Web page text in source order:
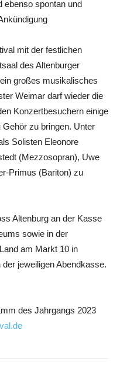
ebenso spontan und
mit der festlichen
des Altenburger
großes musikalisches
Weimar darf wieder die
Konzertbesuchern einige
zu bringen. Unter
Solisten Eleonore
(Mezzosopran), Uwe
Primus (Bariton) zu
Altenburg an der Kasse
sowie in der
am Markt 10 in
jeweiligen Abendkasse.
des Jahrgangs 2023